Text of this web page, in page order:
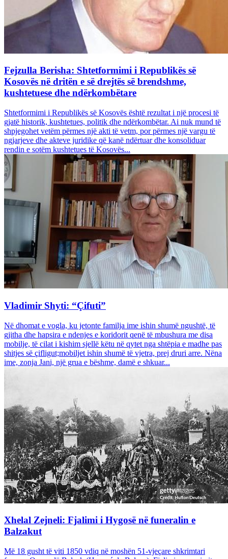
Fejzulla Berisha: Shtetformimi i Republikës së
Kosovës në dritën e së drejtës së brendshme,
kushtetuese dhe ndërkombëtare
Shtetformimi i Republikës së Kosovës është rezultat i një procesi të
gjatë historik, kushtetues, politik dhe ndërkombëtar. Ai nuk mund të
shpjegohet vetëm përmes një akti të vetm, por përmes një vargu të
ngjarjeve dhe akteve juridike që kanë ndërtuar dhe konsoliduar
rendin e sotëm kushtetues të Kosovës...
Vladimir Shyti: “Çifuti”
Në dhomat e vogla, ku jetonte familja ime ishin shumë ngushtë, të
gjitha dhe hapsira e ndenjes e koridorit qenë të mbushura me disa
mobilje, të cilat i kishim sjellë këtu në qytet nga shtëpia e madhe pas
shitjes së çifligut;mobiljet ishin shumë të vjetra, prej druri arre. Nëna
ime, zonja Jani, një grua e bëshme, damë e shkuar...
Xhelal Zejneli: Fjalimi i Hygosë në funeralin e
Balzakut
Më 18 gusht të viti 1850 vdiq në moshën 51-vjeçare shkrimtari